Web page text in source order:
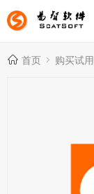
首页 购买试用